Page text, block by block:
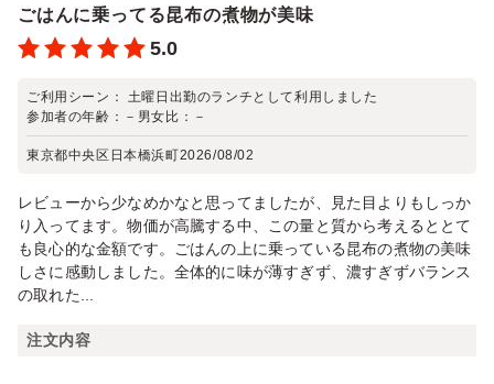
ごはんに乗ってる昆布の煮物が美味
5.0
ご利用シーン： 土曜日出勤のランチとして利用しました
参加者の年齢： － 男女比： －
東京都中央区日本橋浜町2026/08/02
レビューから少なめかなと思ってましたが、見た目よりもしっか
り入ってます。物価が高騰する中、この量と質から考えるととて
も良心的な金額です。ごはんの上に乗っている昆布の煮物の美味
しさに感動しました。全体的に味が薄すぎず、濃すぎずバランス
の取れた...
注文内容